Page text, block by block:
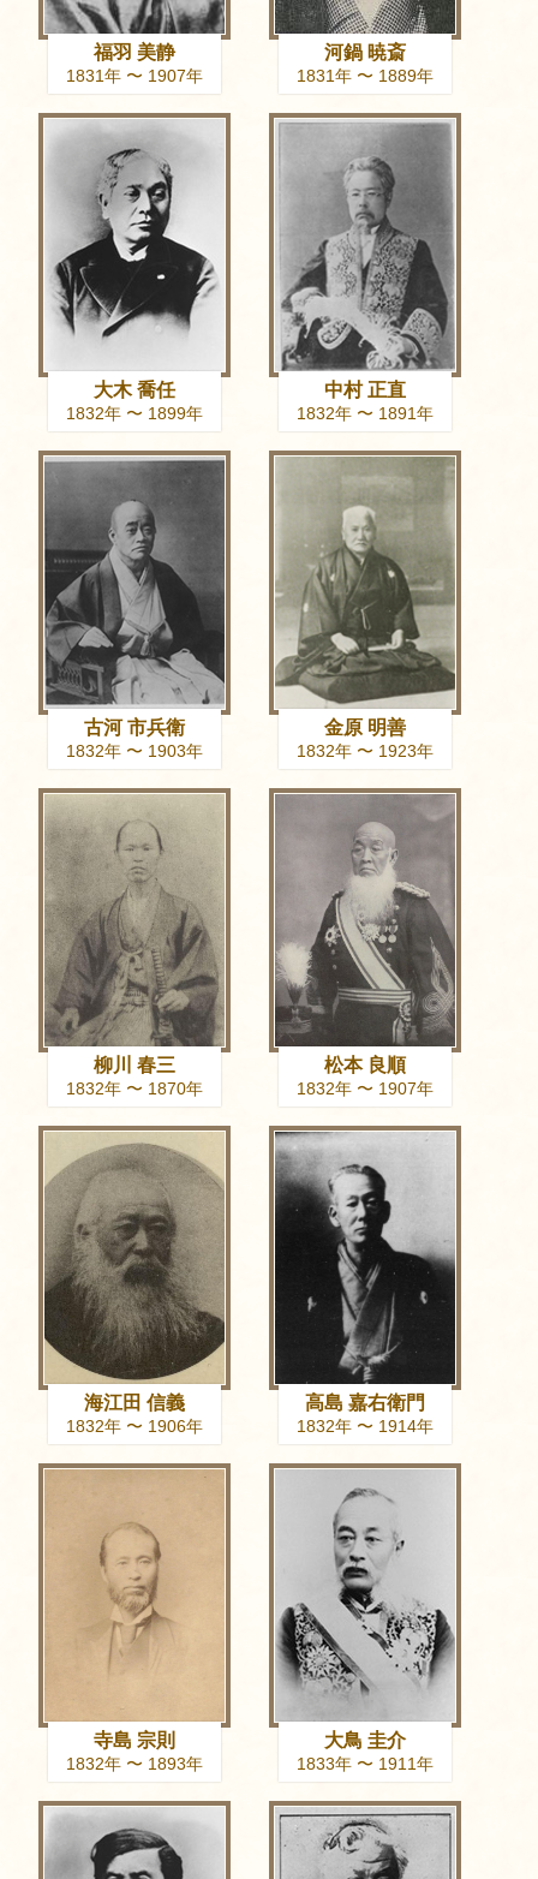
福羽 美静
1831年 〜 1907年
河鍋 暁斎
1831年 〜 1889年
大木 喬任
1832年 〜 1899年
中村 正直
1832年 〜 1891年
古河 市兵衛
1832年 〜 1903年
金原 明善
1832年 〜 1923年
柳川 春三
1832年 〜 1870年
松本 良順
1832年 〜 1907年
海江田 信義
1832年 〜 1906年
高島 嘉右衛門
1832年 〜 1914年
寺島 宗則
1832年 〜 1893年
大鳥 圭介
1833年 〜 1911年